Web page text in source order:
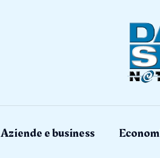
Aziende e business